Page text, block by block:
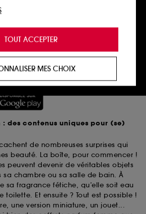
des contenus uniques pour (se)
de nombreuses surprises qui
beauté. La boîte, pour commencer !
peuvent devenir de véritables objets
chambre ou sa salle de bain. À
sa fragrance fétiche, qu’elle soit eau
Et ensuite ? Tout est possible !
une version miniature, un jouet...
et ne peuvent être désactivés.
expérience enrichie et
en vous recommandant des
et des contenus qui
promotionnelles adaptées à
sociaux et publicité :
présenter du contenu susceptible
via des publicités, y compris sur des
les réseaux sociaux, sur la base
l'historique de vos interactions.
d’audience : ils nous
réaliser des statistiques de
de navigation sur notre site afin
la performance.
TOUT ACCEPTER
MES CHOIX